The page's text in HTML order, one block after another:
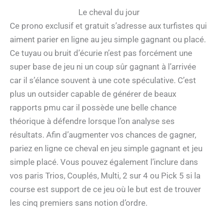
Le cheval du jour
Ce prono exclusif et gratuit s’adresse aux turfistes qui
aiment parier en ligne au jeu simple gagnant ou placé.
Ce tuyau ou bruit d’écurie n’est pas forcément une
super base de jeu ni un coup sûr gagnant à l’arrivée
car il s’élance souvent à une cote spéculative. C’est
plus un outsider capable de générer de beaux
rapports pmu car il possède une belle chance
théorique à défendre lorsque l’on analyse ses
résultats. Afin d’augmenter vos chances de gagner,
pariez en ligne ce cheval en jeu simple gagnant et jeu
simple placé. Vous pouvez également l’inclure dans
vos paris Trios, Couplés, Multi, 2 sur 4 ou Pick 5 si la
course est support de ce jeu où le but est de trouver
les cinq premiers sans notion d’ordre.